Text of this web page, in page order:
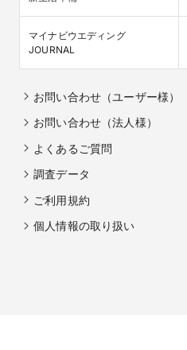
マイナビウエディング
JOURNAL
お問い合わせ（ユーザー様）
お問い合わせ（法人様）
よくあるご質問
調査データ
ご利用規約
個人情報の取り扱い